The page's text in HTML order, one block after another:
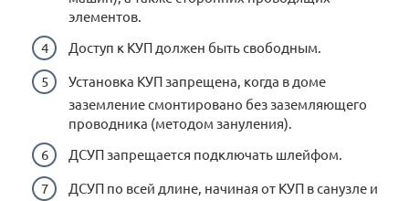
элементов.
Доступ к КУП должен быть свободным.
Установка КУП запрещена, когда в доме
заземление смонтировано без заземляющего
проводника (методом зануления).
ДСУП запрещается подключать шлейфом.
ДСУП по всей длине, начиная от КУП в санузле и